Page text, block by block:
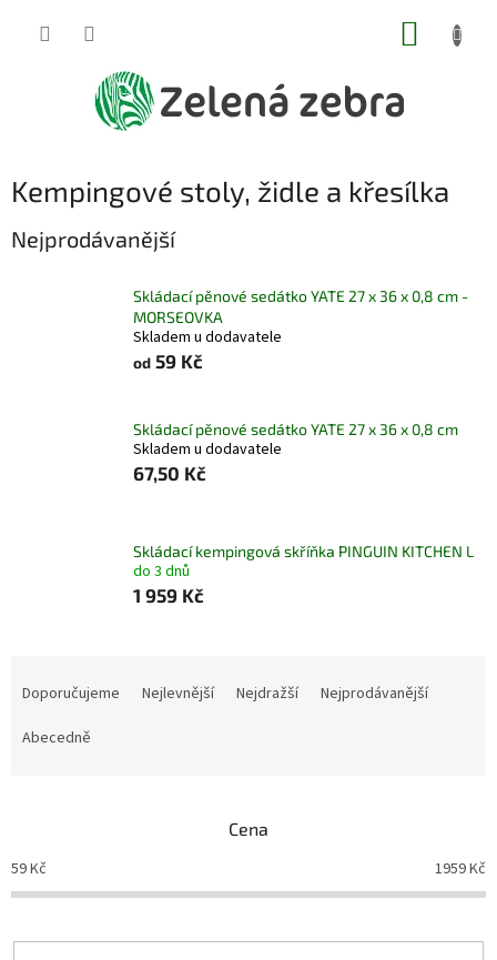
Kempingové stoly, židle a křesílka
Nejprodávanější
Skládací pěnové sedátko YATE 27 x 36 x 0,8 cm -
MORSEOVKA
Skladem u dodavatele
od 59 Kč
Skládací pěnové sedátko YATE 27 x 36 x 0,8 cm
Skladem u dodavatele
67,50 Kč
Skládací kempingová skříňka PINGUIN KITCHEN L
do 3 dnů
1 959 Kč
o
d
k
Doporučujeme Nejlevnější Nejdražší
Nejprodávanější
Abecedně
Cena
59Kč 1959Kč